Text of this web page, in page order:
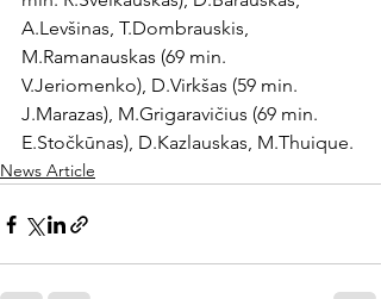
A.Levšinas, T.Dombrauskis,
M.Ramanauskas (69 min.
V.Jeriomenko), D.Virkšas (59 min.
J.Marazas), M.Grigaravičius (69 min.
E.Stočkūnas), D.Kazlauskas, M.Thuique.
News Article